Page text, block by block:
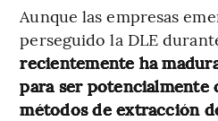
Aunque las empresas
perseguido la DLE
recientemente ha
para ser potencialmente
métodos de extracción